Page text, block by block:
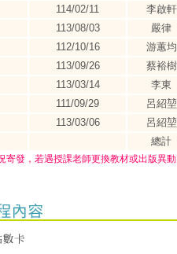
114/02/11
李啟軒
113/08/03
嚴律
112/10/16
游蕙均
113/09/26
蔡裕樹
113/03/14
李東
111/09/29
呂紹堃
113/03/06
呂紹堃
總計
寄發，若遇授課老師更換教材或出版異